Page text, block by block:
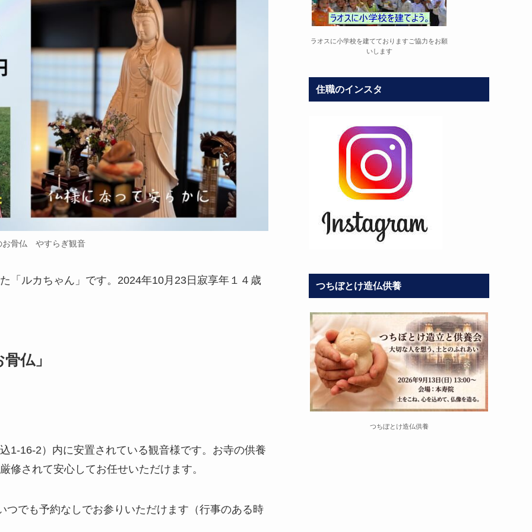
お骨仏 やすらぎ観音
「ルカちゃん」です。2024年10月23日寂享年１４歳
仏」
1-16-2）内に安置されている観音様です。お寺の供養
修されて安心してお任せいただけます。
でも予約なしでお参りいただけます（行事のある時
ラオスに小学校を建てておりますご協力をお願
いします
住職のインスタ
つちぼとけ造仏供養
つちぼとけ造仏供養